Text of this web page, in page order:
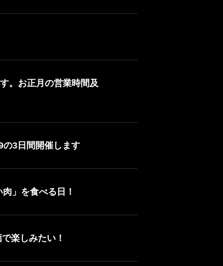
。お正月の営業時間及
3日間開催します
」を食べる日！
楽しみたい！